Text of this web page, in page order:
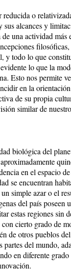
reducida o
alcances y
una actividad
y todo lo que
lo que la
Esto nos permite
en la
de su propia
similar de
biológica del
en el espacio
se encuentran
simple azar o el
del país poseen
estas regiones sin
cierto grado de
de otros pueblos
del mundo,
en diferente